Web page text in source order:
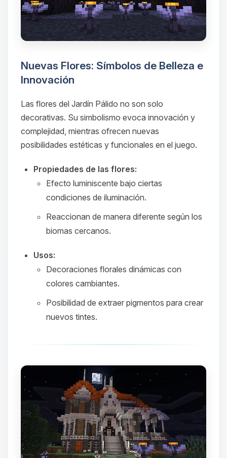
Nuevas Flores: Símbolos de Belleza e
Innovación
Las flores del Jardín Pálido no son solo
decorativas. Su simbolismo evoca innovación y
complejidad, mientras ofrecen nuevas
posibilidades estéticas y funcionales en el juego.
Propiedades de las flores:
Efecto luminiscente bajo ciertas
condiciones de iluminación.
Reaccionan de manera diferente según los
biomas cercanos.
Usos:
Decoraciones florales dinámicas con
colores cambiantes.
Posibilidad de extraer pigmentos para crear
nuevos tintes.